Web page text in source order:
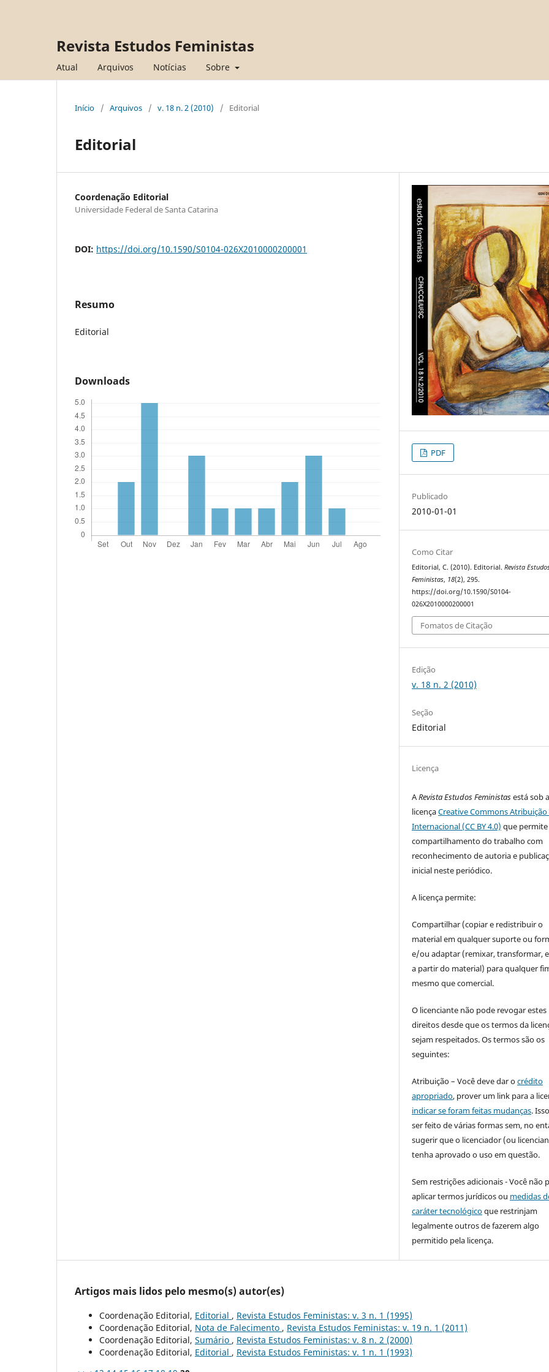
Revista Estudos Feministas
Atual Arquivos Notícias Sobre
Início / Arquivos / v. 18 n. 2 (2010) / Editorial
Editorial
Coordenação Editorial
Universidade Federal de Santa Catarina
DOI: https://doi.org/10.1590/S0104-026X2010000200001
Resumo
Editorial
Downloads
PDF
Publicado
2010-01-01
Como Citar
Editorial, C. (2010). Editorial.Revista
Feministas, 18(2), 295.
https://doi.org/10.1590/S0104-
026X2010000200001
Fomatos de Citação
Edição
v. 18 n. 2 (2010)
Seção
Editorial
Licença
ARevista Estudos Feministasestá sob a
licençaCreative Commons Atribuição
Internacional (CC BY 4.0) que
compartilhamento do trabalho com
reconhecimento de autoria e
inicial neste periódico.
A licença permite:
Compartilhar (copiar e redistribuir o
material em qualquer suporte ou
e/ou adaptar (remixar, transformar,
a partir do material) para qualquer
mesmo que comercial.
O licenciante não pode revogar estes
direitos desde que os termos da
sejam respeitados. Os termos são os
seguintes:
Atribuição – Você deve dar ocrédito
apropriado, prover um link para a
indicar se foram feitas mudanças.
ser feito de várias formas sem, no
sugerir que o licenciador (ou
tenha aprovado o uso em questão.
Sem restrições adicionais - Você não
aplicar termos jurídicos ou medidas
caráter tecnológicoque restrinjam
legalmente outros de fazerem algo
permitido pela licença.
Artigos mais lidos pelo mesmo(s) autor(es)
Coordenação Editorial, Editorial , Revista Estudos Feministas: v. 3 n. 1 (1995)
Coordenação Editorial, Nota de Falecimento , Revista Estudos Feministas: v. 19 n. 1 (2011)
Coordenação Editorial, Sumário , Revista Estudos Feministas: v. 8 n. 2 (2000)
Coordenação Editorial, Editorial , Revista Estudos Feministas: v. 1 n. 1 (1993)